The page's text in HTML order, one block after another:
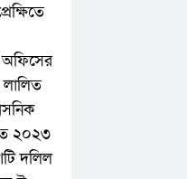
অফিসের
লালিত
২০২৩
দলিল